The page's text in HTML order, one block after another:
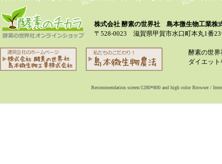
株式会社 酵素の世界社 島本微生物工業株
〒528-0023 滋賀県甲賀市水口町本丸1番
酵素の世
ダイエッ
Recommendation screen/1280*800 and high color Browser /